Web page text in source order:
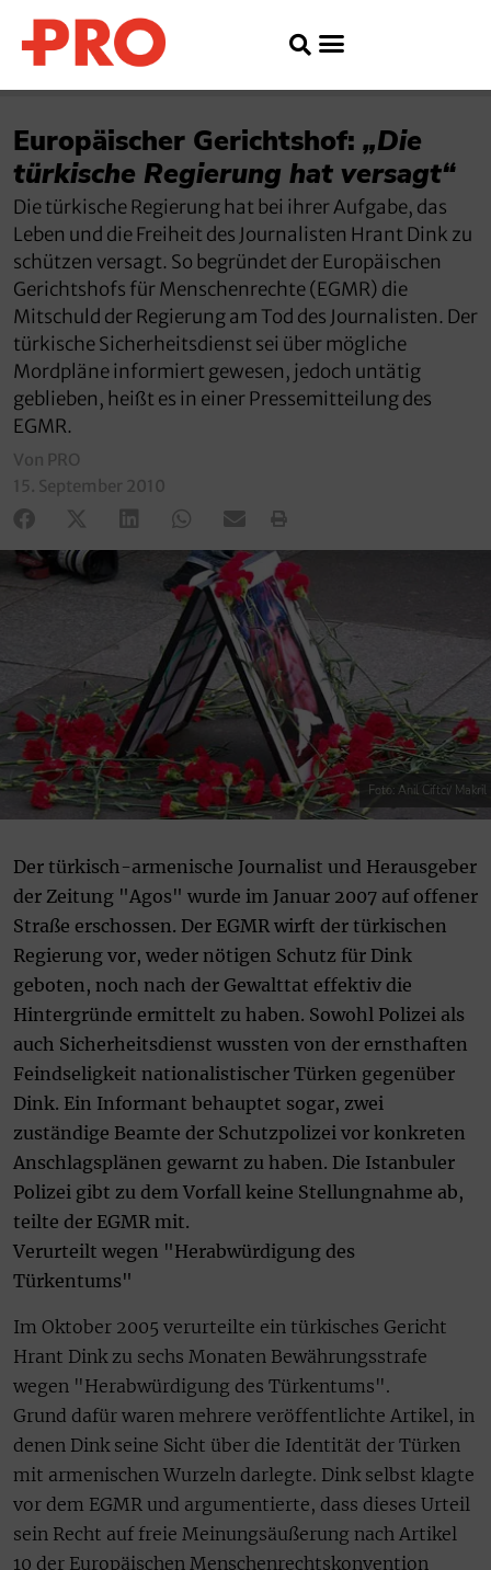
Europäischer Gerichtshof: „Die
türkische Regierung hat versagt“
Die türkische Regierung hat bei ihrer Aufgabe, das
Leben und die Freiheit des Journalisten Hrant Dink zu
schützen versagt. So begründet der Europäischen
Gerichtshofs für Menschenrechte (EGMR) die
Mitschuld der Regierung am Tod des Journalisten. Der
türkische Sicherheitsdienst sei über mögliche
Mordpläne informiert gewesen, jedoch untätig
geblieben, heißt es in einer Pressemitteilung des
EGMR.
Von PRO
15. September 2010
Foto: Anil Ciftci/ Makril
Der türkisch-armenische Journalist und Herausgeber
der Zeitung "Agos" wurde im Januar 2007 auf offener
Straße erschossen. Der EGMR wirft der türkischen
Regierung vor, weder nötigen Schutz für Dink
geboten, noch nach der Gewalttat effektiv die
Hintergründe ermittelt zu haben. Sowohl Polizei als
auch Sicherheitsdienst wussten von der ernsthaften
Feindseligkeit nationalistischer Türken gegenüber
Dink. Ein Informant behauptet sogar, zwei
zuständige Beamte der Schutzpolizei vor konkreten
Anschlagsplänen gewarnt zu haben. Die Istanbuler
Polizei gibt zu dem Vorfall keine Stellungnahme ab,
teilte der EGMR mit.
Verurteilt wegen "Herabwürdigung des
Türkentums"
Im Oktober 2005 verurteilte ein türkisches Gericht
Hrant Dink zu sechs Monaten Bewährungsstrafe
wegen "Herabwürdigung des Türkentums".
Grund dafür waren mehrere veröffentlichte Artikel, in
denen Dink seine Sicht über die Identität der Türken
mit armenischen Wurzeln darlegte. Dink selbst klagte
vor dem EGMR und argumentierte, dass dieses Urteil
sein Recht auf freie Meinungsäußerung nach Artikel
10 der Europäischen Menschenrechtskonvention